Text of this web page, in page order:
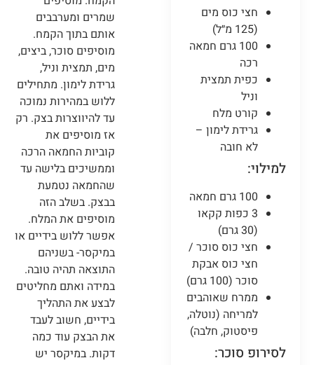
חצי כוס מים
(125 מ״ל)
100 גרם חמאה
רכה
כפית תמצית
וניל
קורט מלח
גרידת לימון –
לא חובה
למילוי:
100 גרם חמאה
3 כפות קקאו
(30 גרם)
חצי כוס סוכר /
חצי כוס אבקת
סוכר (100 גרם)
ממרח שאוהבים
למריחה (נוטלה,
פיסטוק, חלבה)
לסירופ סוכר:
שמרים ומערבבים
אותם בתוך הקמח.
מוסיפים סוכר, ביצים,
מים, תמצית וניל,
גרידת לימון. מתחילים
ללוש במהירות נמוכה
עד להיווצרות בצק. רק
אז מוסיפים את
קוביות החמאה הרכה
וממשיכים בלישה עד
שהחמאה נטמעת
בבצק. בשלב הזה
מוסיפים את המלח.
אפשר ללוש בידיים או
במיקסר- בשניהם
התוצאה תהיה טובה.
במידה ואתם מחליטים
לבצע את התהליך
בידיים, חשוב לעבד
את הבצק עוד כמה
דקות. במיקסר יש